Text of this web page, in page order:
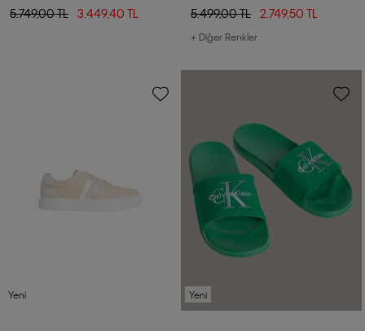
5.749,00 TL
3.449,40 TL
5.499,00 TL
2.749,50 TL
+ Diğer Renkler
Yeni Yeni